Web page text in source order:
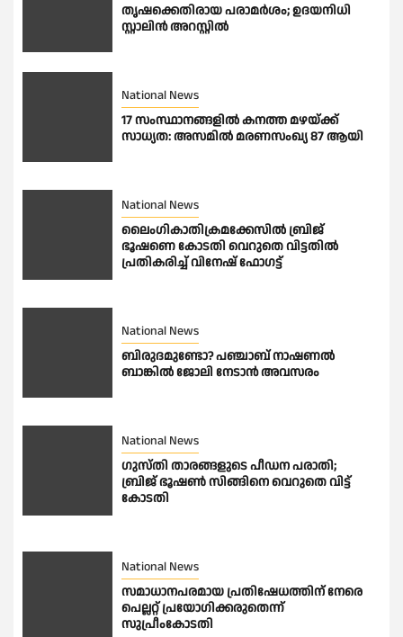
തൃഷക്കെതിരായ പരാമർശം; ഉദയനിധി
സ്റ്റാലിൻ അറസ്റ്റിൽ
National News
17 സംസ്ഥാനങ്ങളിൽ കനത്ത മഴയ്ക്ക്
സാധ്യത: അസമിൽ മരണസംഖ്യ 87 ആയി
National News
ലൈംഗികാതിക്രമക്കേസിൽ ബ്രിജ്
ഭൂഷണെ കോടതി വെറുതെ വിട്ടതിൽ
പ്രതികരിച്ച് വിനേഷ് ഫോഗട്ട്
National News
ബിരുദമുണ്ടോ? പഞ്ചാബ് നാഷണൽ
ബാങ്കിൽ ജോലി നേടാൻ അവസരം
National News
ഗുസ്തി താരങ്ങളുടെ പീഡന പരാതി;
ബ്രിജ് ഭൂഷണ്‍ സിങ്ങിനെ വെറുതെ വിട്ട്
കോടതി
National News
സമാധാനപരമായ പ്രതിഷേധത്തിന് നേരെ
പെല്ലറ്റ് പ്രയോഗിക്കരുതെന്ന്
സുപ്രീംകോടതി